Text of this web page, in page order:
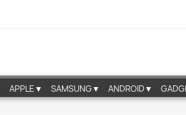
APPLE▼ SAMSUNG▼ ANDROID▼